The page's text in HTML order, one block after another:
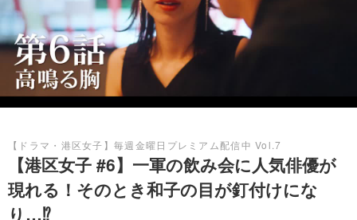
【ドラマ・港区女子】毎週金曜日プレミアム配信中 Vol.7
【港区女子 #6】一軍の飲み会に人気俳優が
現れる！そのとき和子の目が釘付けにな
り…⁉︎